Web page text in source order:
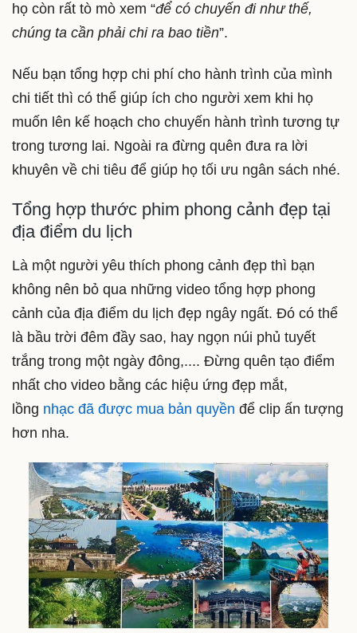
họ còn rất tò mò xem “để có chuyến đi như thế,
chúng ta cần phải chi ra bao tiền”.
Nếu bạn tổng hợp chi phí cho hành trình của mình
chi tiết thì có thể giúp ích cho người xem khi họ
muốn lên kế hoạch cho chuyến hành trình tương tự
trong tương lai. Ngoài ra đừng quên đưa ra lời
khuyên về chi tiêu để giúp họ tối ưu ngân sách nhé.
Tổng hợp thước phim phong cảnh đẹp tại
địa điểm du lịch
Là một người yêu thích phong cảnh đẹp thì bạn
không nên bỏ qua những video tổng hợp phong
cảnh của địa điểm du lịch đẹp ngây ngất. Đó có thể
là bầu trời đêm đầy sao, hay ngọn núi phủ tuyết
trắng trong một ngày đông,.... Đừng quên tạo điểm
nhất cho video bằng các hiệu ứng đẹp mắt,
lồng nhạc đã được mua bản quyền để clip ấn tượng
hơn nha.